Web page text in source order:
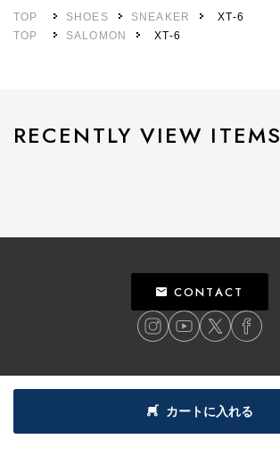
カートに入れる
TOP SHOES SNEAKER
XT-6
TOP
SALOMON XT-6
RECENTLY VIEW ITEMS
CONTACT
特定商取引法による表記
利用規約
©2018 BILLY’S ENT